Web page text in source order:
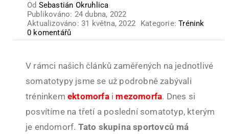
Od Sebastián Okruhlica
Publikováno: 24 dubna, 2022
Aktualizováno: 31 května, 2022
Kategorie:Trénink
0 komentářů
V rámci našich článků zaměřených na jednotlivé
somatotypy jsme se už podrobně zabývali
tréninkem ektomorfai mezomorfa. Dnes si
posvítíme na třetí a poslední somatotyp, kterým
je endomorf. Tato skupina sportovců má